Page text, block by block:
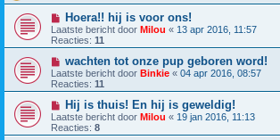
Hoera!! hij is voor ons!
Laatste bericht door Milou « 13 apr 2016, 11:57
Reacties: 11
wachten tot onze pup geboren word!
Laatste bericht door Binkie « 04 apr 2016, 08:57
Reacties: 11
Hij is thuis! En hij is geweldig!
Laatste bericht door Milou « 19 jan 2016, 11:13
Reacties: 8